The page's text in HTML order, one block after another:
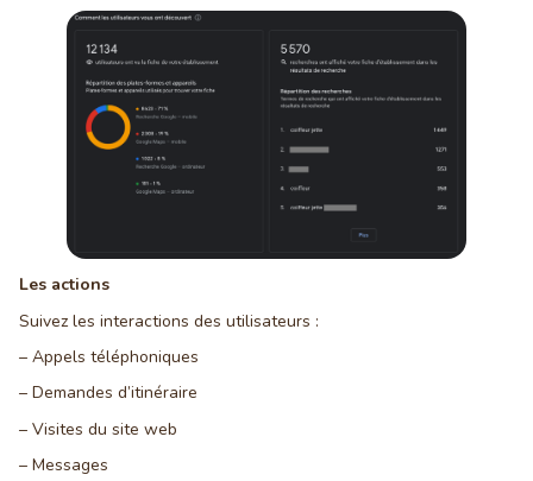
Les actions
Suivez les interactions des utilisateurs :
– Appels téléphoniques
– Demandes d’itinéraire
– Visites du site web
– Messages